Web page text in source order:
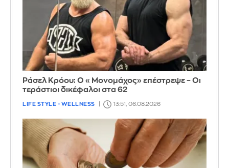
Ράσελ Κρόου: Ο «Μονομάχος» επέστρεψε – Οι
τεράστιοι δικέφαλοι στα 62
LIFE STYLE - WELLNESS 13:51, 06.08.2026